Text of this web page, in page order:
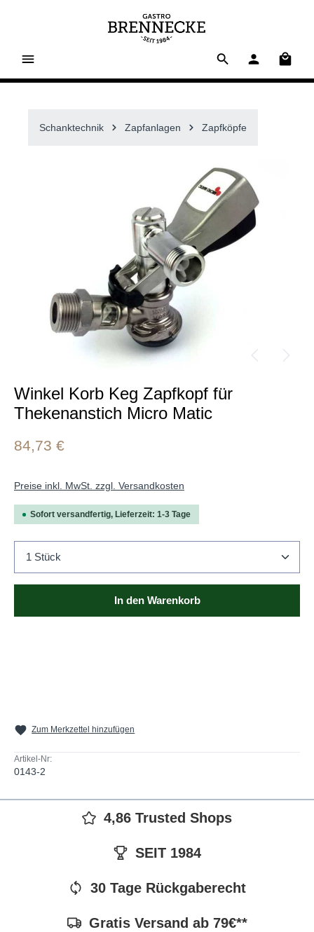
Schanktechnik Zapfanlagen Zapfköpfe
Winkel Korb Keg Zapfkopf für
Thekenanstich Micro Matic
84,73 €
Preise inkl. MwSt. zzgl. Versandkosten
Sofort versandfertig, Lieferzeit: 1-3 Tage
Produkt Anzahl: Gib den gewünschten Wert ein
In den Warenkorb
Zum Merkzettel hinzufügen
Artikel-Nr:
0143-2
4,86 Trusted Shops
SEIT 1984
30 Tage Rückgaberecht
Gratis Versand ab 79€**